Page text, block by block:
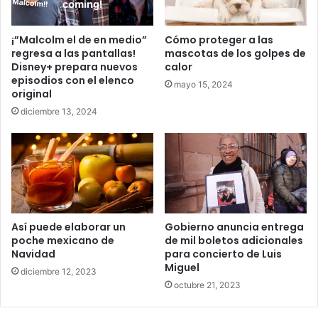
¡”Malcolm el de en medio”
regresa a las pantallas!
Disney+ prepara nuevos
episodios con el elenco
original
diciembre 13, 2024
Cómo proteger a las
mascotas de los golpes de
calor
mayo 15, 2024
Así puede elaborar un
poche mexicano de
Navidad
diciembre 12, 2023
Gobierno anuncia entrega
de mil boletos adicionales
para concierto de Luis
Miguel
octubre 21, 2023